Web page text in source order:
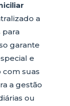
a
para
garante
e
suas
a gestão
ou